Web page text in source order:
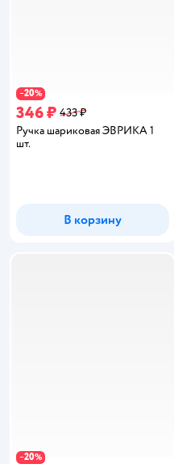
−20%
346 ₽ 433 ₽
Ручка шариковая ЭВРИКА 1
шт.
В корзину
−20%